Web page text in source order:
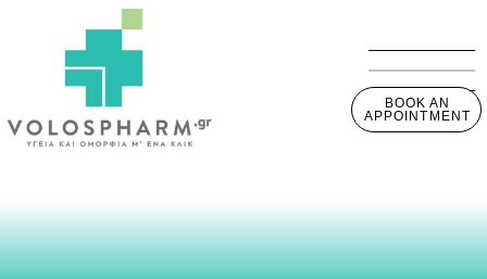
BOOK AN
APPOINTMENT